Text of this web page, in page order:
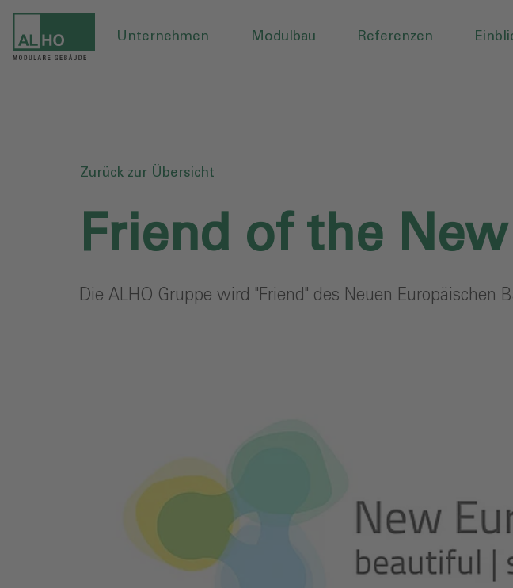
Unternehmen Modulbau Referenzen
Zurück zur Übersicht
Friend of the
Die ALHO Gruppe wird "Friend" des Neuen Europäischen